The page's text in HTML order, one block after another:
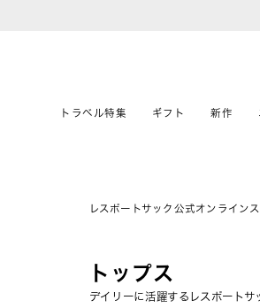
トラベル特集 ギフト 新作
レスポートサック公式オンライン
トップス
デイリーに活躍するレスポートサ